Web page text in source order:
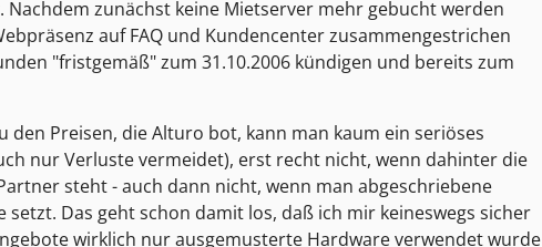
Nachdem zunächst keine Mietserver mehr gebucht werden
auf FAQ und Kundencenter zusammengestrichen
"fristgemäß" zum 31.10.2006 kündigen und bereits zum
den Preisen, die Alturo bot, kann man kaum ein seriöses
nur Verluste vermeidet), erst recht nicht, wenn dahinter die
steht - auch dann nicht, wenn man abgeschriebene
Das geht schon damit los, daß ich mir keineswegs sicher
wirklich nur ausgemusterte Hardware verwendet wurde